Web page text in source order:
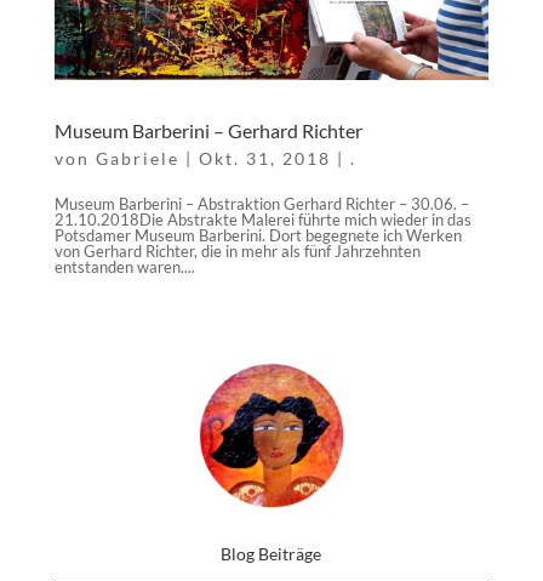
Museum Barberini – Gerhard Richter
von Gabriele | Okt. 31, 2018 | .
Museum Barberini – Abstraktion Gerhard Richter – 30.06. –
21.10.2018Die Abstrakte Malerei führte mich wieder in das
Potsdamer Museum Barberini. Dort begegnete ich Werken
von Gerhard Richter, die in mehr als fünf Jahrzehnten
entstanden waren....
Blog Beiträge